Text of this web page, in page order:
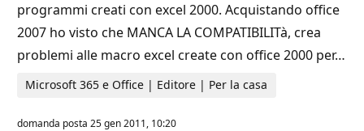
programmi creati con excel 2000. Acquistando office
2007 ho visto che MANCA LA COMPATIBILITà, crea
problemi alle macro excel create con office 2000 per…
Microsoft 365 e Office | Editore | Per la casa
domanda posta 25 gen 2011, 10:20